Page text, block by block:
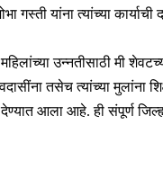
गस्ती यांना त्यांच्या
उन्नतीसाठी मी
तसेच त्यांच्या मुलांना
देण्यात आला आहे. ही संपूर्ण